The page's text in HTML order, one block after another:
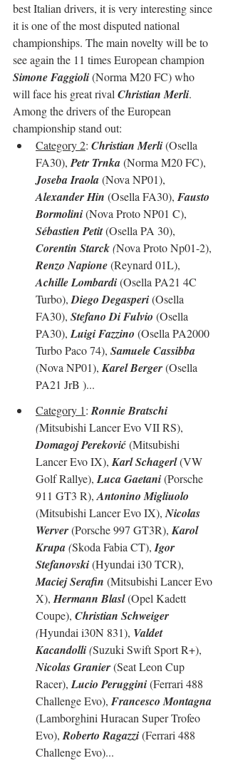
best Italian drivers, it is very interesting since
it is one of the most disputed national
championships. The main novelty will be to
see again the 11 times European champion
Simone Faggioli (Norma M20 FC) who
will face his great rival Christian Merli.
Among the drivers of the European
championship stand out:
Category 2: Christian Merli (Osella
FA30), Petr Trnka (Norma M20 FC),
Joseba Iraola (Nova NP01),
Alexander Hin (Osella FA30), Fausto
Bormolini (Nova Proto NP01 C),
Sébastien Petit (Osella PA 30),
Corentin Starck (Nova Proto Np01-2),
Renzo Napione (Reynard 01L),
Achille Lombardi (Osella PA21 4C
Turbo), Diego Degasperi (Osella
FA30), Stefano Di Fulvio (Osella
PA30), Luigi Fazzino (Osella PA2000
Turbo Paco 74), Samuele Cassibba
(Nova NP01), Karel Berger (Osella
PA21 JrB )...
Category 1: Ronnie Bratschi
(Mitsubishi Lancer Evo VII RS),
Domagoj Pereković (Mitsubishi
Lancer Evo IX), Karl Schagerl (VW
Golf Rallye), Luca Gaetani (Porsche
911 GT3 R), Antonino Migliuolo
(Mitsubishi Lancer Evo IX), Nicolas
Werver (Porsche 997 GT3R), Karol
Krupa (Skoda Fabia CT), Igor
Stefanovski (Hyundai i30 TCR),
Maciej Serafin (Mitsubishi Lancer Evo
X), Hermann Blasl (Opel Kadett
Coupe), Christian Schweiger
(Hyundai i30N 831), Valdet
Kacandolli (Suzuki Swift Sport R+),
Nicolas Granier (Seat Leon Cup
Racer), Lucio Peruggini (Ferrari 488
Challenge Evo), Francesco Montagna
(Lamborghini Huracan Super Trofeo
Evo), Roberto Ragazzi (Ferrari 488
Challenge Evo)...